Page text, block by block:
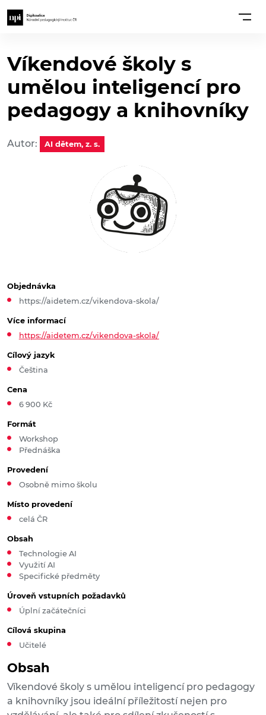
Víkendové školy s
umělou inteligencí pro
pedagogy a knihovníky
Autor: AI dětem, z. s.
Obsah
Víkendové školy s umělou inteligencí pro pedagogy
a knihovníky jsou ideální příležitostí nejen pro
Objednávka
https://aidetem.cz/vikendova-skola/
Více informací
https://aidetem.cz/vikendova-skola/
Cílový jazyk
Čeština
Cena
6 900 Kč
Formát
Workshop
Přednáška
Provedení
Osobně mimo školu
Místo provedení
celá ČR
Obsah
Technologie AI
Využití AI
Specifické předměty
Úroveň vstupních požadavků
Úplní začátečníci
Cílová skupina
Učitelé